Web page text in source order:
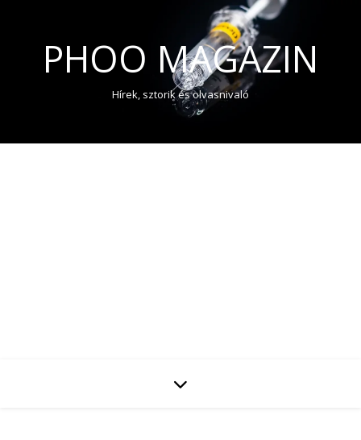
PHOO MAGAZIN
Hírek, sztorik és olvasnivaló